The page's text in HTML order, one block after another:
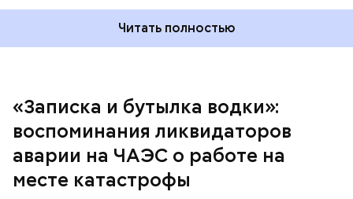
Читать полностью
«Записка и бутылка водки»:
воспоминания ликвидаторов
аварии на ЧАЭС о работе на
месте катастрофы
транспорт. Привезли в полк. Построились. Сказали,
что произошло. Создали мобильный отряд. Через
несколько часов мы направились в сторону
Чернобыля, — вспоминает Макеев.